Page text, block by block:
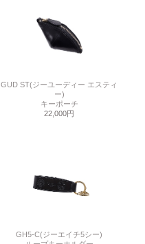
GUD ST(ジーユーディー エスティ
ー)
キーポーチ
22,000円
GH5-C(ジーエイチ5シー)